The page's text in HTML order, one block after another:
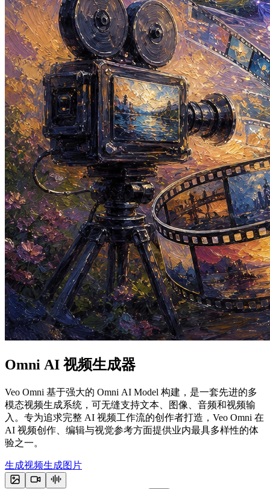
Omni AI 视频生成器
Veo Omni 基于强大的 Omni AI Model 构建，是一套先进的多
模态视频生成系统，可无缝支持文本、图像、音频和视频输
入。专为追求完整 AI 视频工作流的创作者打造，Veo Omni 在
AI 视频创作、编辑与视觉参考方面提供业内最具多样性的体
验之一。
生成视频生成图片